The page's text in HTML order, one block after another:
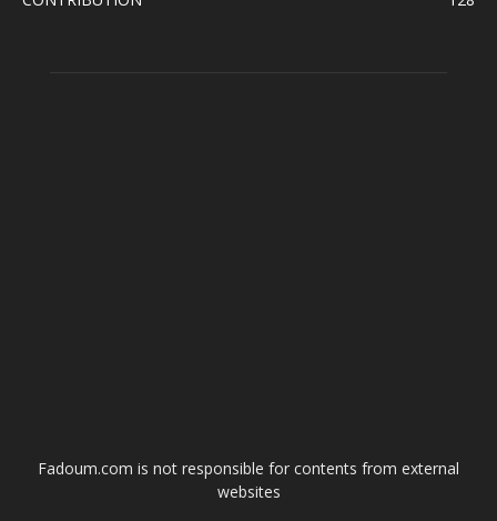
Fadoum.com is not responsible for contents from external
websites